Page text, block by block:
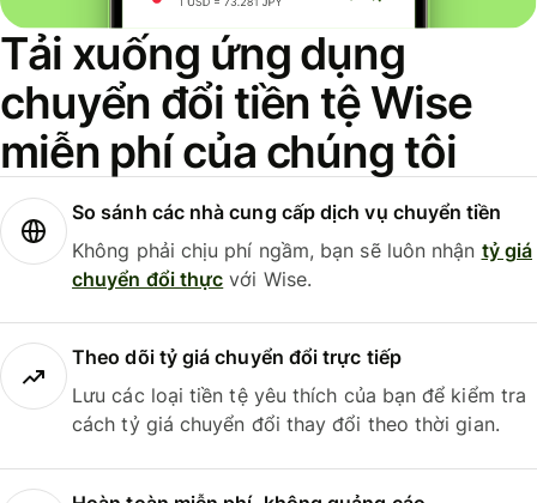
Tải xuống ứng dụng
chuyển đổi tiền tệ Wise
miễn phí của chúng tôi
So sánh các nhà cung cấp dịch vụ chuyển tiền
Không phải chịu phí ngầm, bạn sẽ luôn nhận tỷ giá
chuyển đổi thực với Wise.
Theo dõi tỷ giá chuyển đổi trực tiếp
Lưu các loại tiền tệ yêu thích của bạn để kiểm tra
cách tỷ giá chuyển đổi thay đổi theo thời gian.